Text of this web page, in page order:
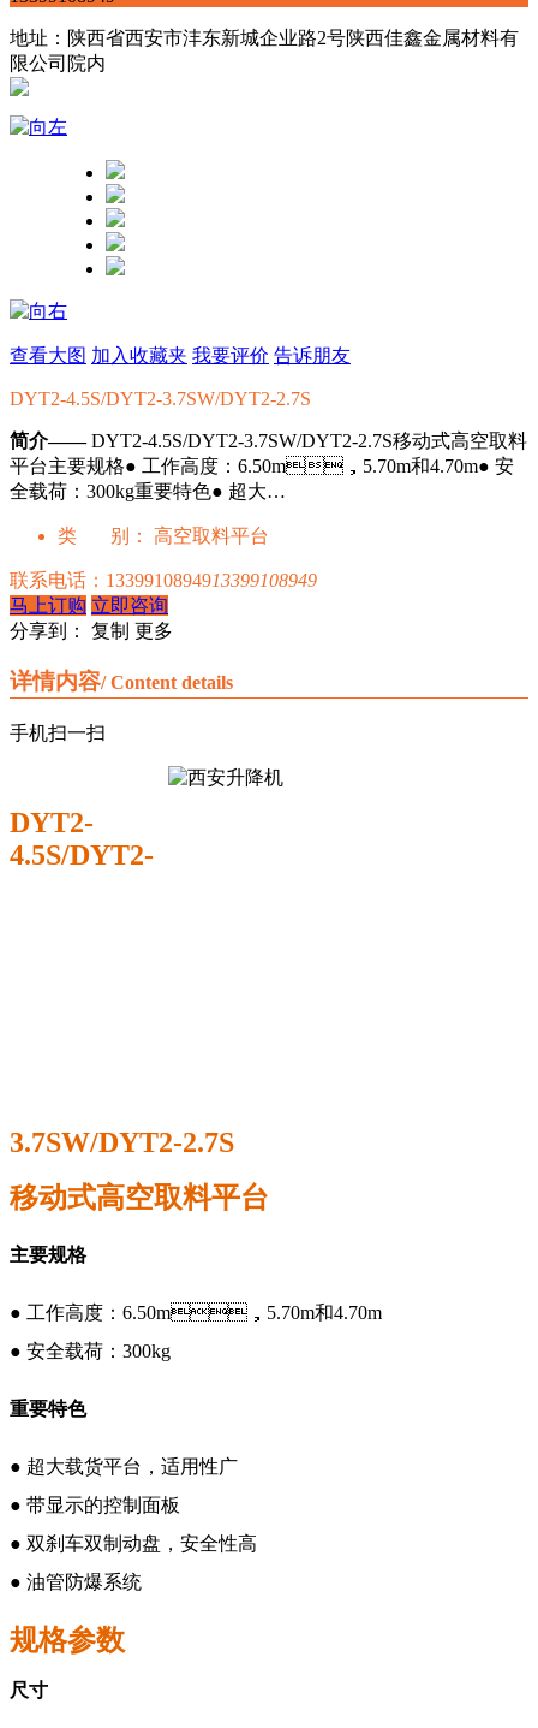
地址：陕西省西安市沣东新城企业路2号陕西佳鑫金属材料有
限公司院内
查看大图 加入收藏夹 我要评价 告诉朋友
DYT2-4.5S/DYT2-3.7SW/DYT2-2.7S
简介——DYT2-4.5S/DYT2-3.7SW/DYT2-2.7S移动式高空取料
平台主要规格● 工作高度：6.50m，5.70m和4.70m● 安
全载荷：300kg重要特色● 超大…
类 别： 高空取料平台
联系电话： 1339910894913399108949
马上订购 立即咨询
分享到：
复制 更多
详情内容/ Content details
手机扫一扫
DYT2-
4.5S/DYT2-
3.7SW/DYT2-2.7S
移动式高空取料平台
主要规格
● 工作高度： 6.50m，5.70m和4.70m
● 安全载荷： 300kg
重要特色
● 超大载货平台，适用性广
● 带显示的控制面板
● 双刹车双制动盘，安全性高
● 油管防爆系统
规格参数
尺寸